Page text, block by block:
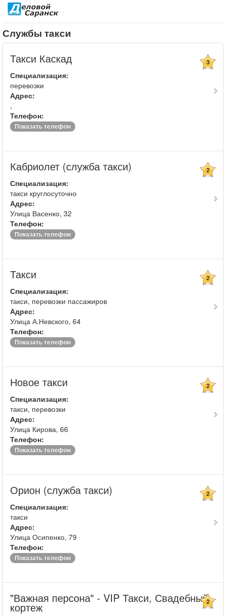
Службы такси
Такси Каскад 3
Специализация:
перевозки
Адрес:
,
Телефон:
Показать телефон
Кабриолет (служба такси) 2
Специализация:
такси круглосуточно
Адрес:
Улица Васенко, 32
Телефон:
Показать телефон
Такси 2
Специализация:
такси, перевозки пассажиров
Адрес:
Улица А.Невского, 64
Телефон:
Показать телефон
Новое такси 2
Специализация:
такси, перевозки
Адрес:
Улица Кирова, 66
Телефон:
Показать телефон
Орион (служба такси) 2
Специализация:
такси
Адрес:
Улица Осипенко, 79
Телефон:
Показать телефон
"Важная персона" - VIP Такси, Свадебный
кортеж 2